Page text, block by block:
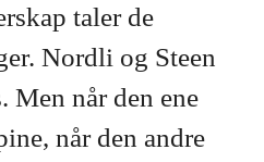
taler de
Nordli og Steen
Men når den ene
når den andre